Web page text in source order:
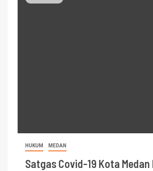
HUKUM MEDAN
Satgas Covid-19 Kota Medan